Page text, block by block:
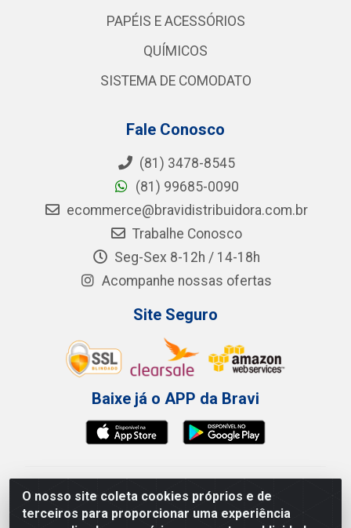
O nosso site coleta cookies próprios e de
terceiros para proporcionar uma experiência
PAPÉIS E ACESSÓRIOS
QUÍMICOS
SISTEMA DE COMODATO
Fale Conosco
(81) 3478-8545
(81) 99685-0090
ecommerce@bravidistribuidora.com.br
Trabalhe Conosco
Seg-Sex 8-12h / 14-18h
Acompanhe nossas ofertas
Site Seguro
Baixe já o APP da Bravi
Bravi Consumíveis de Higiene e Descartáveis EIRELI -
CNPJ 19.457.137/0001-06
Av. Sul Gov. Cid Sampaio, 3125 - Galpão 000A -